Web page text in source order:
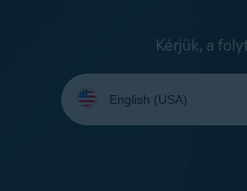
Kérjük, a
Select
your
language: